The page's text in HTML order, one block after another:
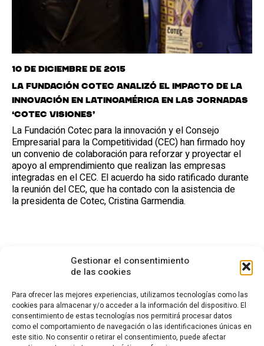
Gestionar el consentimiento
de las cookies
Para ofrecer las mejores experiencias, utilizamos tecnologías como las
cookies para almacenar y/o acceder a la información del dispositivo. El
consentimiento de estas tecnologías nos permitirá procesar datos
como el comportamiento de navegación o las identificaciones únicas en
este sitio. No consentir o retirar el consentimiento, puede afectar
10 de diciembre de 2015
La Fundación Cotec analizó el impacto de la
innovación en Latinoamérica en las jornadas
‘Cotec visiones’
La Fundación Cotec para la innovación y el Consejo
Empresarial para la Competitividad (CEC) han firmado hoy
un convenio de colaboración para reforzar y proyectar el
apoyo al emprendimiento que realizan las empresas
integradas en el CEC. El acuerdo ha sido ratificado durante
la reunión del CEC, que ha contado con la asistencia de
la presidenta de Cotec, Cristina Garmendia.
CONTACTO
Calle Cea Bermúdez, 3